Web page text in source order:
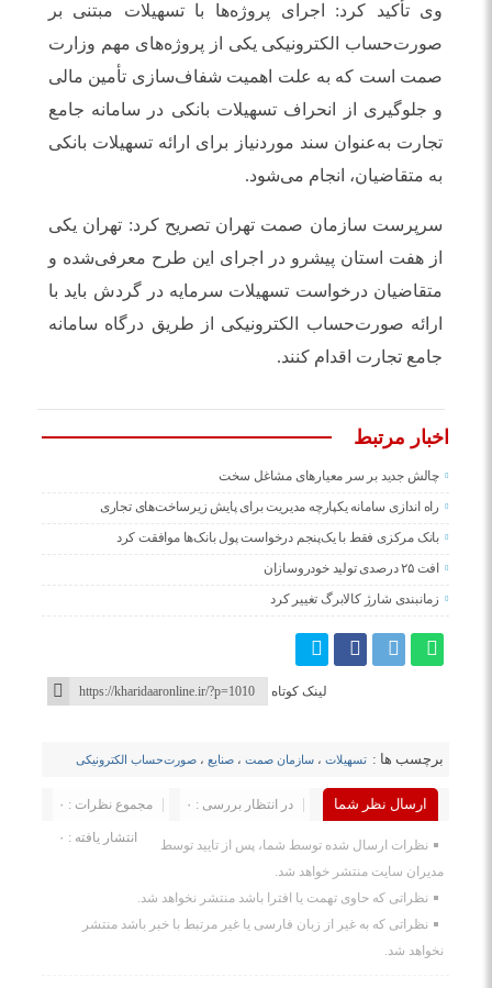
وی تأکید کرد: اجرای پروژه‌ها با تسهیلات مبتنی بر
صورت‌حساب الکترونیکی یکی از پروژه‌های مهم وزارت
صمت است که به علت اهمیت شفاف‌سازی تأمین مالی
و جلوگیری از انحراف تسهیلات بانکی در سامانه جامع
تجارت به‌عنوان سند موردنیاز برای ارائه تسهیلات بانکی
به متقاضیان، انجام می‌شود.
سرپرست سازمان صمت تهران تصریح کرد: تهران یکی
از هفت استان پیشرو در اجرای این طرح معرفی‌شده و
متقاضیان درخواست تسهیلات سرمایه در گردش باید با
ارائه صورت‌حساب الکترونیکی از طریق درگاه سامانه
جامع تجارت اقدام کنند.
اخبار مرتبط
چالش جدید بر سر معیارهای مشاغل سخت
راه اندازی سامانه یکپارچه مدیریت برای پایش زیرساخت‌های تجاری
بانک مرکزی فقط با یک‌‎پنجم درخواست پول بانک‌ها موافقت کرد
افت ۲۵ درصدی تولید خودروسازان
زمانبندی شارژ کالابرگ تغییر کرد
لینک کوتاه
برچسب ها : تسهیلات ،سازمان صمت ،صنایع ،صورت‌حساب الکترونیکی
ارسال نظر شما مجموع نظرات : ۰ در انتظار بررسی : ۰
انتشار یافته : ۰
نظرات ارسال شده توسط شما، پس از تایید توسط
مدیران سایت منتشر خواهد شد.
نظراتی که حاوی تهمت یا افترا باشد منتشر نخواهد شد.
نظراتی که به غیر از زبان فارسی یا غیر مرتبط با خبر باشد منتشر
نخواهد شد.